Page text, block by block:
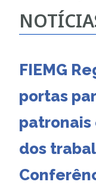
FIEMG
portas
dos